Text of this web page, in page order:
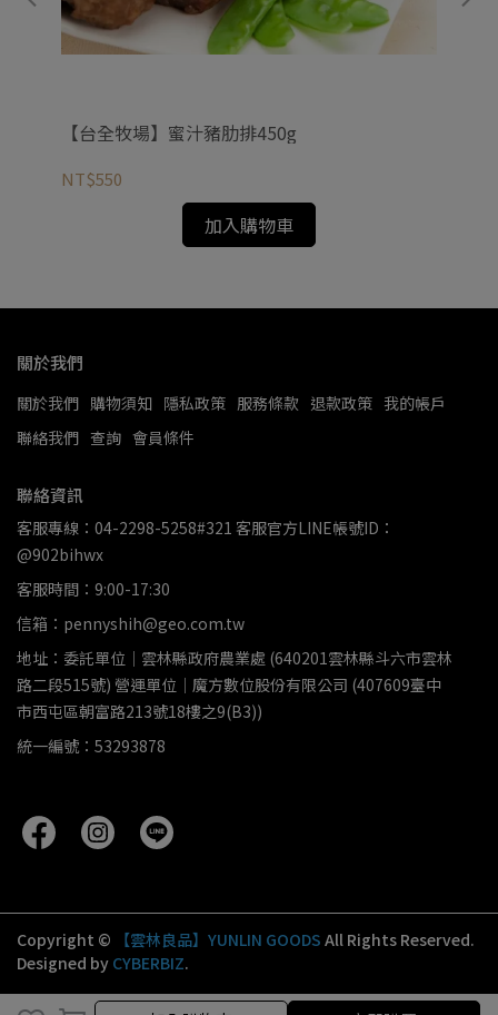
加入購物車
【台全牧場】蜜汁豬肋排450g
NT$550
加入購物車
關於我們
關於我們 購物須知 隱私政策 服務條款 退款政策 我的帳戶
聯絡我們 查詢 會員條件
聯絡資訊
客服專線：04-2298-5258#321 客服官方LINE帳號ID：
@902bihwx
客服時間：9:00-17:30
信箱：pennyshih@geo.com.tw
地址：委託單位｜雲林縣政府農業處 (640201雲林縣斗六市雲林
路二段515號) 營運單位｜魔方數位股份有限公司 (407609臺中
市西屯區朝富路213號18樓之9(B3))
統一編號：53293878
Copyright © 【雲林良品】YUNLIN GOODS All Rights Reserved.
Designed by CYBERBIZ.